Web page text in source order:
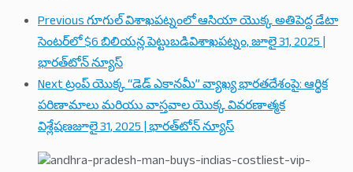
Previousగూగుల్ విశాఖపట్నంలో ఆసియా యొక్క అతిపెద్ద డేటా
సెంటర్‌లో $6 బిలియన్ల పెట్టుబడివిశాఖపట్నం, జూలై 31, 2025 |
భారత్‌టోన్ న్యూస్
Nextట్రంప్ యొక్క “డెడ్ ఎకానమీ” వ్యాఖ్య భారతదేశంపై: ఆర్థిక
పరిణామాలు మరియు వాస్తవాల యొక్క వివరణాత్మక
విశ్లేషణజూలై 31, 2025 | భారత్‌టోన్ న్యూస్